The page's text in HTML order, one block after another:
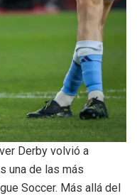
Derby volvió a
una de las más
Soccer. Más allá del